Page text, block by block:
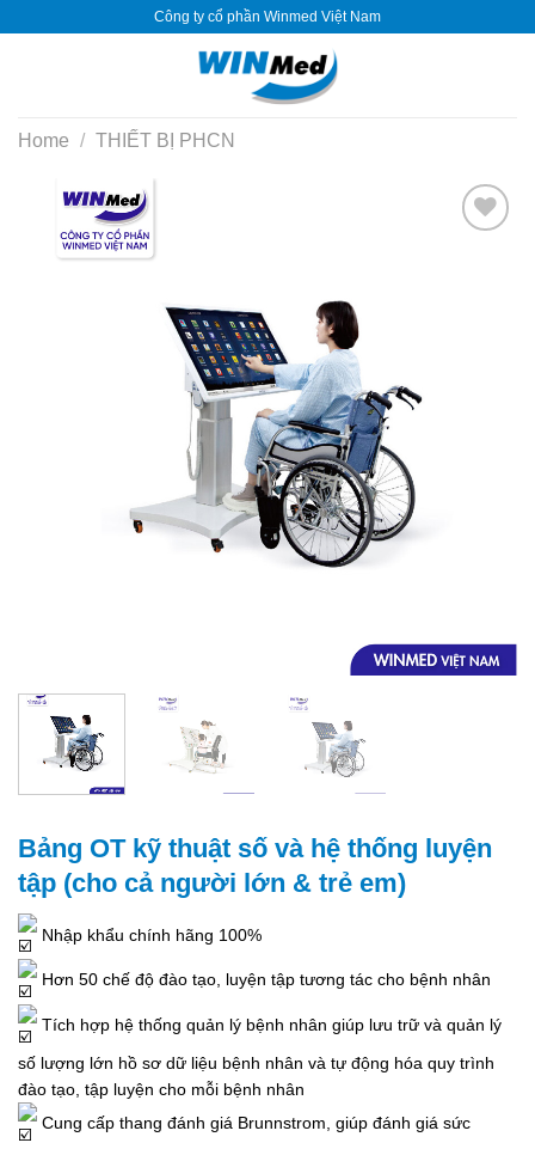
Công ty cổ phần Winmed Việt Nam
Home / THIẾT BỊ PHCN
Bảng OT kỹ thuật số và hệ thống luyện
tập (cho cả người lớn & trẻ em)
Nhập khẩu chính hãng 100%
Hơn 50 chế độ đào tạo, luyện tập tương tác cho bệnh nhân
Tích hợp hệ thống quản lý bệnh nhân giúp lưu trữ và quản lý
số lượng lớn hồ sơ dữ liệu bệnh nhân và tự động hóa quy trình
đào tạo, tập luyện cho mỗi bệnh nhân
Cung cấp thang đánh giá Brunnstrom, giúp đánh giá sức